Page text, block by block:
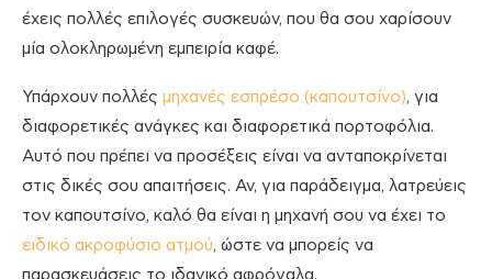
έχεις πολλές επιλογές συσκευών, που θα σου χαρίσουν
μία ολοκληρωμένη εμπειρία καφέ.
Υπάρχουν πολλές μηχανές εσπρέσο (καπουτσίνο), για
διαφορετικές ανάγκες και διαφορετικά πορτοφόλια.
Αυτό που πρέπει να προσέξεις είναι να ανταποκρίνεται
στις δικές σου απαιτήσεις. Αν, για παράδειγμα, λατρεύεις
τον καπουτσίνο, καλό θα είναι η μηχανή σου να έχει το
ειδικό ακροφύσιο ατμού, ώστε να μπορείς να
παρασκευάσεις το ιδανικό αφρόγαλα.